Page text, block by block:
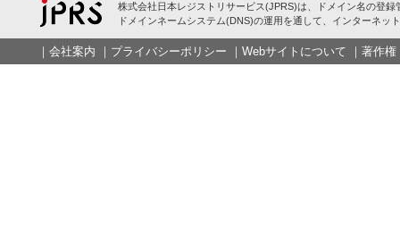
株式会社日本レジストリサービス(JPRS)は、ドメイン名の登録
ドメインネームシステム(DNS)の運用を通して、インターネッ
｜ 会社案内 ｜ プライバシーポリシー ｜ Webサイトについて ｜ 著作権